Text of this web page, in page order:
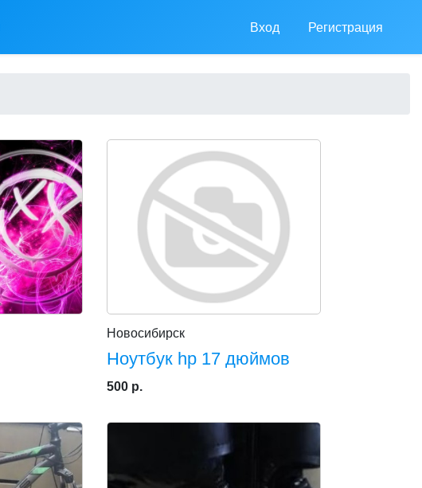
Вход Регистрация
Новосибирск
Ноутбук hp 17 дюймов
500 р.